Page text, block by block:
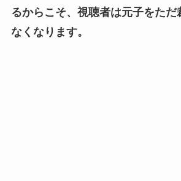
るからこそ、視聴者は元子をただ
なくなります。